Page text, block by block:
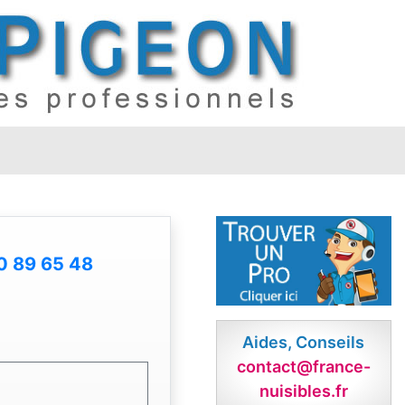
89 65 48
Aides, Conseils
contact@france-
nuisibles.fr